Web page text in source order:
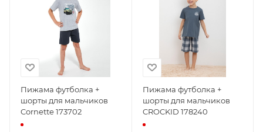
Пижама футболка +
шорты для мальчиков
Cornette 173702
Пижама футболка +
шорты для мальчиков
CROCKID 178240